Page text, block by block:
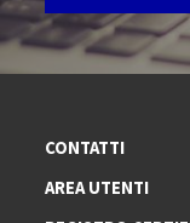
CONTATTI
AREA UTENTI